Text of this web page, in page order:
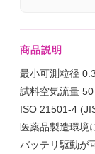
商品説明
最小可測粒径
試料空気流量
ISO 21501-4
医薬品製造環境
バッテリ駆動が